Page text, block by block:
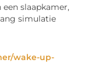
wake-up-